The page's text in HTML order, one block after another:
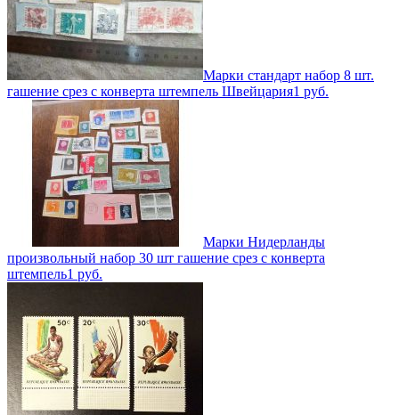
Марки стандарт набор 8 шт.
гашение срез с конверта штемпель Швейцария1 руб.
Марки Нидерланды
произвольный набор 30 шт гашение срез с конверта
штемпель1 руб.